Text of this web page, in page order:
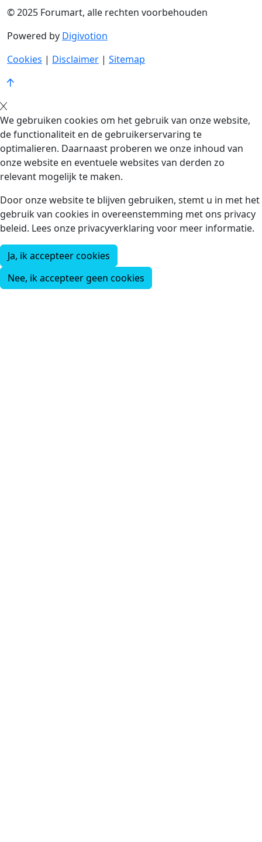
© 2025 Forumart, alle rechten voorbehouden
Powered by Digivotion
Cookies | Disclaimer | Sitemap
We gebruiken cookies om het gebruik van onze website,
de functionaliteit en de gebruikerservaring te
optimalieren. Daarnaast proberen we onze inhoud van
onze website en eventuele websites van derden zo
relevant mogelijk te maken.
Door onze website te blijven gebruiken, stemt u in met het
gebruik van cookies in overeenstemming met ons privacy
beleid. Lees onze privacyverklaring voor meer informatie.
Ja, ik accepteer cookies
Nee, ik accepteer geen cookies